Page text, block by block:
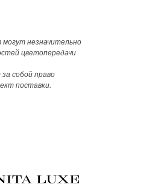
незначительно
цветопередачи
собой право
поставки.